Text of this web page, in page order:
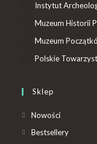
Instytut
Muzeum Historii
Muzeum
Polskie
Sklep
Nowości
Bestsellery